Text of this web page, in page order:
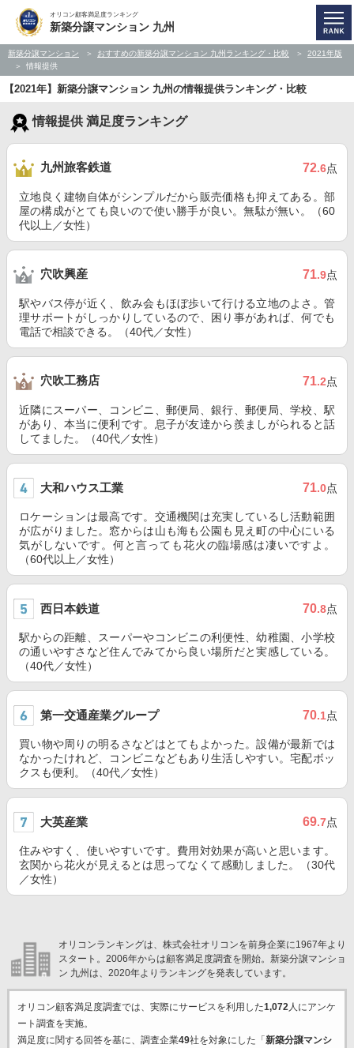
オリコン顧客満足度ランキング
新築分譲マンション 九州
新築分譲マンション おすすめの新築分譲マンション 九州ランキング・比較
2021年版
情報提供
【2021年】新築分譲マンション 九州の情報提供ランキング・比較
情報提供 満足度ランキング
九州旅客鉄道 72.6点
立地良く建物自体がシンプルだから販売価格も抑えてある。部
屋の構成がとても良いので使い勝手が良い。無駄が無い。（60
代以上／女性）
穴吹興産 71.9点
駅やバス停が近く、飲み会もほぼ歩いて行ける立地のよさ。管
理サポートがしっかりしているので、困り事があれば、何でも
電話で相談できる。（40代／女性）
穴吹工務店 71.2点
近隣にスーパー、コンビニ、郵便局、銀行、郵便局、学校、駅
があり、本当に便利です。息子が友達から羨ましがられると話
してました。（40代／女性）
大和ハウス工業 71.0点
ロケーションは最高です。交通機関は充実しているし活動範囲
が広がりました。窓からは山も海も公園も見え町の中心にいる
気がしないです。何と言っても花火の臨場感は凄いですよ。
（60代以上／女性）
西日本鉄道 70.8点
駅からの距離、スーパーやコンビニの利便性、幼稚園、小学校
の通いやすさなど住んでみてから良い場所だと実感している。
（40代／女性）
第一交通産業グループ 70.1点
買い物や周りの明るさなどはとてもよかった。設備が最新では
なかったけれど、コンビニなどもあり生活しやすい。宅配ボッ
クスも便利。（40代／女性）
大英産業 69.7点
住みやすく、使いやすいです。費用対効果が高いと思います。
玄関から花火が見えるとは思ってなくて感動しました。（30代
／女性）
オリコンランキングは、株式会社オリコンを前身企業に1967年より
スタート。2006年からは顧客満足度調査を開始。新築分譲マンショ
ン 九州は、2020年よりランキングを発表しています。
オリコン顧客満足度調査では、実際にサービスを利用した1,072人にアンケ
ート調査を実施。
満足度に関する回答を基に、調査企業49社を対象にした「 新築分譲マンシ